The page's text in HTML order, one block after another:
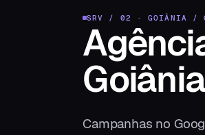
SRV / 02 ·GOIÂNIA /
Goiânia
Campanhas no